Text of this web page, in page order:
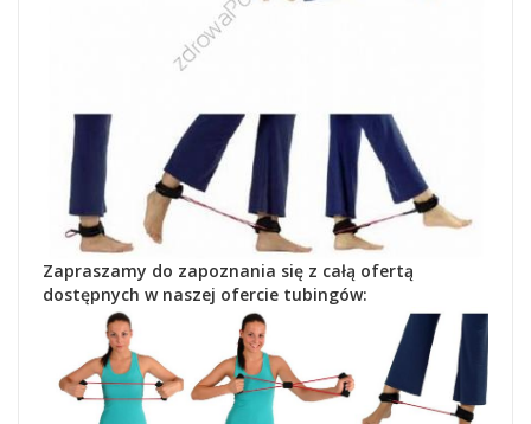
Zapraszamy do zapoznania się z całą ofertą
dostępnych w naszej ofercie tubingów: